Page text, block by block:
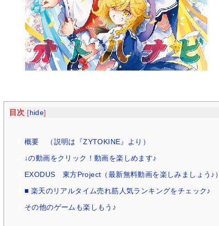
目次 [hide]
概要 （説明は『ZYTOKINE』より）
↓の動画をクリック！動画を楽しめます♪
EXODUS 東方Project（最新無料動画を楽しみましょう♪）
■ 楽天のリアルタイム売れ筋人気ランキングをチェック♪
その他のゲームも楽しもう♪